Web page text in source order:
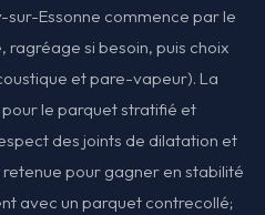
Essonne commence par le
si besoin, puis choix
et pare-vapeur). La
le parquet stratifié et
des joints de dilatation et
pour gagner en stabilité
avec un parquet contrecollé;